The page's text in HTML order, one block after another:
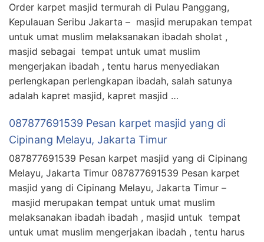
Order karpet masjid termurah di Pulau Panggang,
Kepulauan Seribu Jakarta – masjid merupakan tempat
untuk umat muslim melaksanakan ibadah sholat ,
masjid sebagai tempat untuk umat muslim
mengerjakan ibadah , tentu harus menyediakan
perlengkapan perlengkapan ibadah, salah satunya
adalah kapret masjid, kapret masjid …
087877691539 Pesan karpet masjid yang di
Cipinang Melayu, Jakarta Timur
087877691539 Pesan karpet masjid yang di Cipinang
Melayu, Jakarta Timur 087877691539 Pesan karpet
masjid yang di Cipinang Melayu, Jakarta Timur –
masjid merupakan tempat untuk umat muslim
melaksanakan ibadah ibadah , masjid untuk tempat
untuk umat muslim mengerjakan ibadah , tentu harus